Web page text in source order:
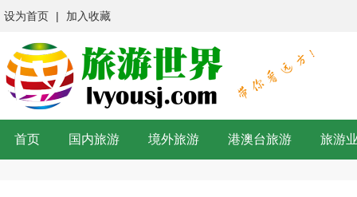
设为首页 | 加入收藏
首页 国内旅游 境外旅游 港澳台旅游 旅游